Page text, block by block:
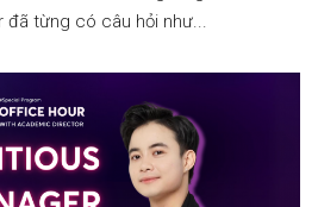
từng có câu hỏi như...